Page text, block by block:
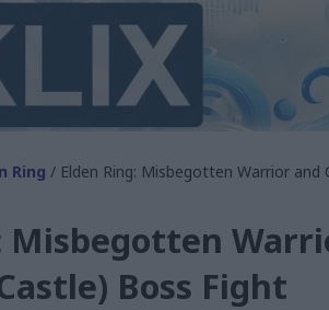
Ring / Elden Ring: Misbegotten Warrior and
Misbegotten
Boss Fight